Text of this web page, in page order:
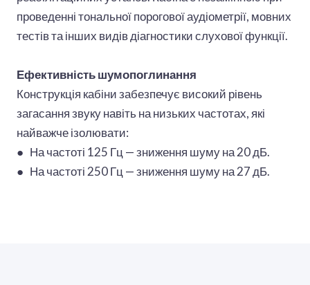
проведенні тональної порогової аудіометрії, мовних
тестів та інших видів діагностики слухової функції.
Ефективність шумопоглинання
Конструкція кабіни забезпечує високий рівень
загасання звуку навіть на низьких частотах, які
найважче ізолювати:
● На частоті 125 Гц — зниження шуму на 20 дБ.
● На частоті 250 Гц — зниження шуму на 27 дБ.